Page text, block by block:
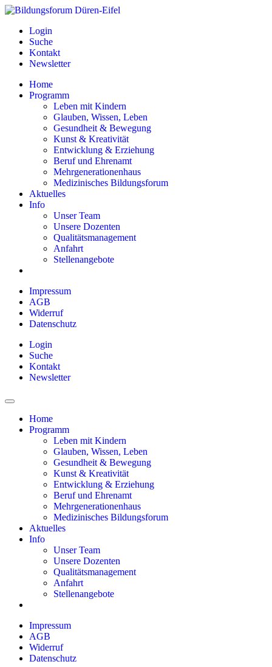
Login
Suche
Kontakt
Newsletter
Home
Programm
Leben mit Kindern
Glauben, Wissen, Leben
Gesundheit & Bewegung
Kunst & Kreativität
Entwicklung & Erziehung
Beruf und Ehrenamt
Mehrgenerationenhaus
Medizinisches Bildungsforum
Aktuelles
Info
Unser Team
Unsere Dozenten
Qualitätsmanagement
Anfahrt
Stellenangebote
Impressum
AGB
Widerruf
Datenschutz
Login
Suche
Kontakt
Newsletter
Home
Programm
Leben mit Kindern
Glauben, Wissen, Leben
Gesundheit & Bewegung
Kunst & Kreativität
Entwicklung & Erziehung
Beruf und Ehrenamt
Mehrgenerationenhaus
Medizinisches Bildungsforum
Aktuelles
Info
Unser Team
Unsere Dozenten
Qualitätsmanagement
Anfahrt
Stellenangebote
Impressum
AGB
Widerruf
Datenschutz